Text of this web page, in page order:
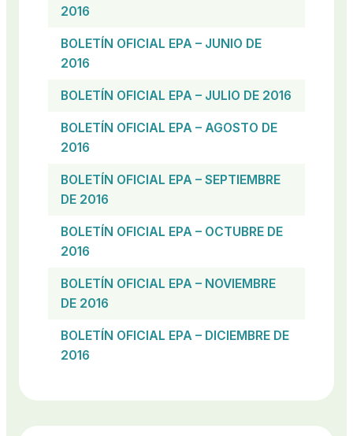
2016
BOLETÍN OFICIAL EPA – JUNIO DE
2016
BOLETÍN OFICIAL EPA – JULIO DE 2016
BOLETÍN OFICIAL EPA – AGOSTO DE
2016
BOLETÍN OFICIAL EPA – SEPTIEMBRE
DE 2016
BOLETÍN OFICIAL EPA – OCTUBRE DE
2016
BOLETÍN OFICIAL EPA – NOVIEMBRE
DE 2016
BOLETÍN OFICIAL EPA – DICIEMBRE DE
2016